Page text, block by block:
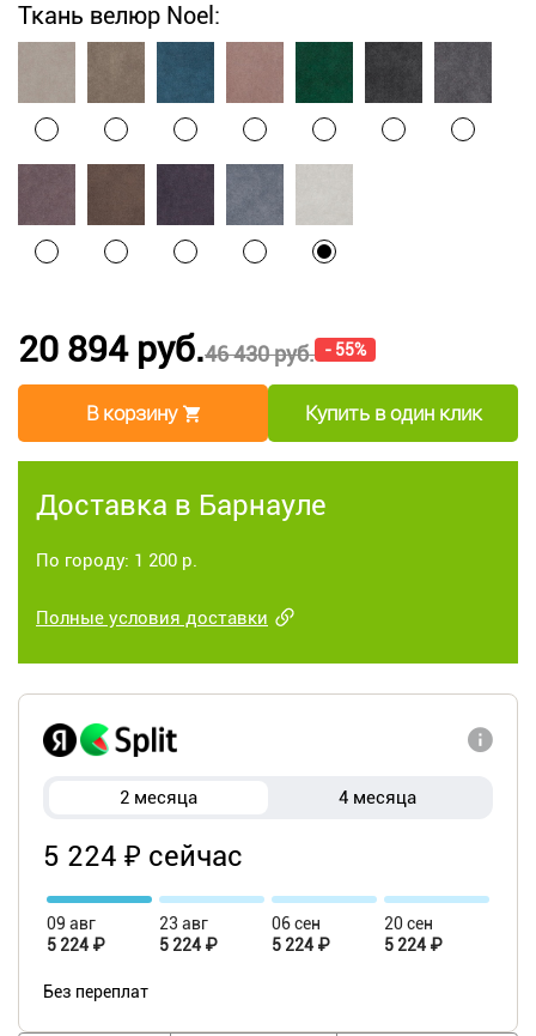
Ткань велюр Noel:
46 430 руб. - 55%
20 894 руб.
В корзину Купить в один клик
Доставка в Барнауле
По городу: 1 200 р.
Полные условия доставки
2 месяца 4 месяца
5 224 ₽ сейчас
09 авг
5 224 ₽
23 авг
5 224 ₽
06 сен
5 224 ₽
20 сен
5 224 ₽
Без переплат